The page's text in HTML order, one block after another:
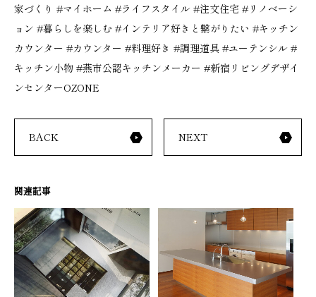
家づくり #マイホーム #ライフスタイル #注文住宅 #リノベーシ
ョン #暮らしを楽しむ #インテリア好きと繋がりたい #キッチン
カウンター #カウンター #料理好き #調理道具 #ユーテンシル #
キッチン小物 #燕市公認キッチンメーカー #新宿リビングデザイ
ンセンターOZONE
BACK NEXT
関連記事